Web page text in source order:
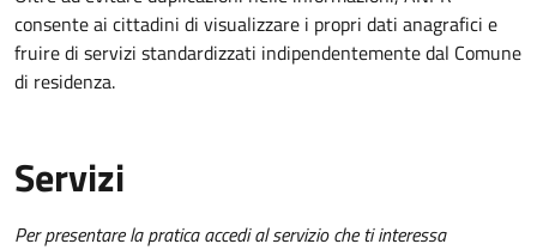
consente ai cittadini di visualizzare i propri dati anagrafici e
fruire di servizi standardizzati indipendentemente dal Comune
di residenza.
Servizi
Per presentare la pratica accedi al servizio che ti interessa